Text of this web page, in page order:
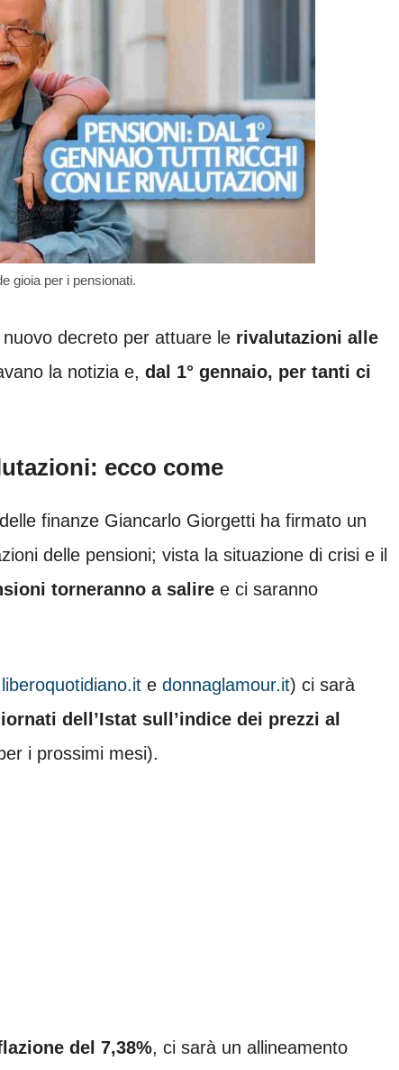
gioia per i pensionati.
decreto per attuare le rivalutazioni alle
la notizia e, dal 1° gennaio, per tanti ci
ecco come
finanze Giancarlo Giorgetti ha firmato un
delle pensioni; vista la situazione di crisi e il
torneranno a salire e ci saranno
liberoquotidiano.it e donnaglamour.it) ci sarà
dell’Istat sull’indice dei prezzi al
i prossimi mesi).
del 7,38%, ci sarà un allineamento